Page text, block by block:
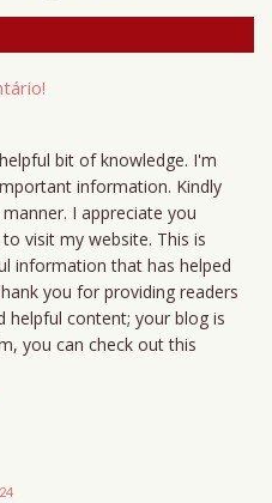
bit of knowledge. I'm
information. Kindly
I appreciate you
visit my website. This is
information that has helped
you for providing readers
helpful content; your blog is
you can check out this